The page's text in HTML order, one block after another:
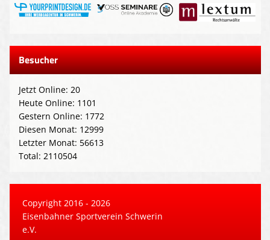
Besucher
Jetzt Online: 20
Heute Online: 1101
Gestern Online: 1772
Diesen Monat: 12999
Letzter Monat: 56613
Total: 2110504
Copyright 2016 - 2026
Eisenbahner Sportverein Schwerin
e.V.